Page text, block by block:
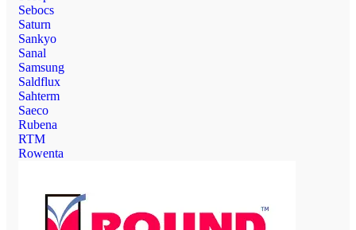
Sebocs
Saturn
Sankyo
Sanal
Samsung
Saldflux
Sahterm
Saeco
Rubena
RTM
Rowenta